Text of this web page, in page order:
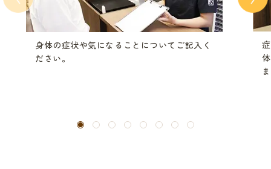
身体の症状や気になることについてご記入く
ださい。